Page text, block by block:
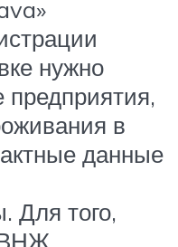
нужно
предприятия,
в
данные
Для того,
ВНЖ